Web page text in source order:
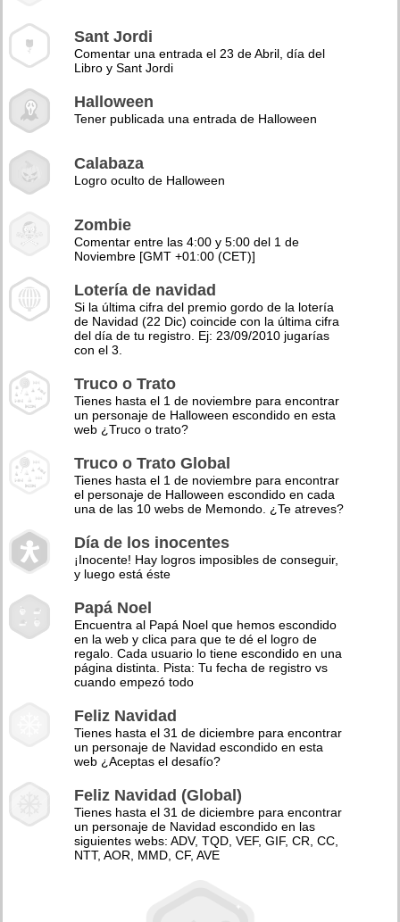
Sant Jordi
Comentar una entrada el 23 de Abril, día del
Libro y Sant Jordi
Halloween
Tener publicada una entrada de Halloween
Calabaza
Logro oculto de Halloween
Zombie
Comentar entre las 4:00 y 5:00 del 1 de
Noviembre [GMT +01:00 (CET)]
Lotería de navidad
Si la última cifra del premio gordo de la lotería
de Navidad (22 Dic) coincide con la última cifra
del día de tu registro. Ej: 23/09/2010 jugarías
con el 3.
Truco o Trato
Tienes hasta el 1 de noviembre para encontrar
un personaje de Halloween escondido en esta
web ¿Truco o trato?
Truco o Trato Global
Tienes hasta el 1 de noviembre para encontrar
el personaje de Halloween escondido en cada
una de las 10 webs de Memondo. ¿Te atreves?
Día de los inocentes
¡Inocente! Hay logros imposibles de conseguir,
y luego está éste
Papá Noel
Encuentra al Papá Noel que hemos escondido
en la web y clica para que te dé el logro de
regalo. Cada usuario lo tiene escondido en una
página distinta. Pista: Tu fecha de registro vs
cuando empezó todo
Feliz Navidad
Tienes hasta el 31 de diciembre para encontrar
un personaje de Navidad escondido en esta
web ¿Aceptas el desafío?
Feliz Navidad (Global)
Tienes hasta el 31 de diciembre para encontrar
un personaje de Navidad escondido en las
siguientes webs: ADV, TQD, VEF, GIF, CR, CC,
NTT, AOR, MMD, CF, AVE